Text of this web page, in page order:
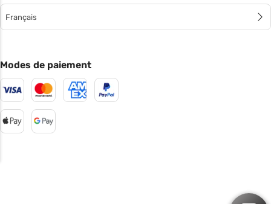
Français
Modes de paiement